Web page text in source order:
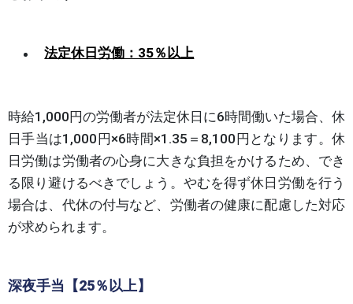
法定休日労働：35％以上
時給1,000円の労働者が法定休日に6時間働いた場合、休
日手当は1,000円×6時間×1.35＝8,100円となります。休
日労働は労働者の心身に大きな負担をかけるため、でき
る限り避けるべきでしょう。やむを得ず休日労働を行う
場合は、代休の付与など、労働者の健康に配慮した対応
が求められます。
深夜手当【25％以上】